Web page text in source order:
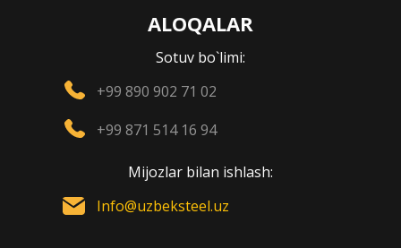
ALOQALAR
Sotuv bo`limi:
+99 890 902 71 02
+99 871 514 16 94
Mijozlar bilan ishlash:
Info@uzbeksteel.uz